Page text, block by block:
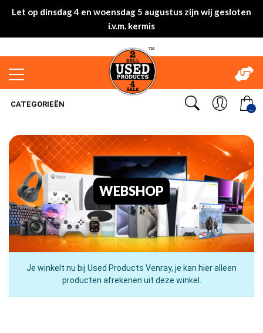
Let op dinsdag 4 en woensdag 5 augustus zijn wij gesloten
i.v.m. kermis
..
CATEGORIEËN
WEBSHOP
Je winkelt nu bij Used Products Venray, je kan hier alleen
producten afrekenen uit deze winkel.